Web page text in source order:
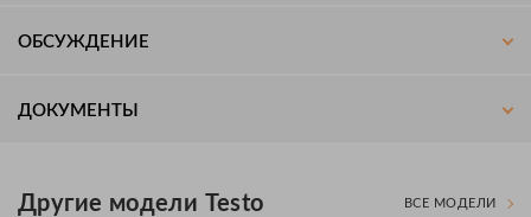
ОБСУЖДЕНИЕ
ДОКУМЕНТЫ
Другие модели Testo ВСЕ МОДЕЛИ